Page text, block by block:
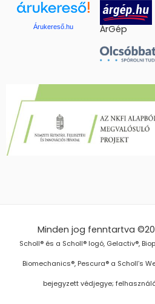
Árukereső.hu ÁrGép
Minden jog fenntartva
Scholl® és a Scholl® logó, Gelactiv®,
Biomechanics®, Pescura® a Scholl’s
bejegyzett védjegye;